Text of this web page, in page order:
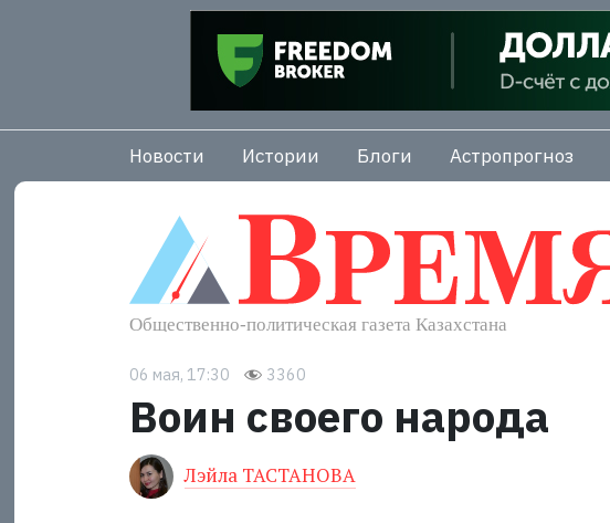
Новости Истории Блоги Астропрогноз
06 мая, 17:30 3360
Воин своего народа
Лэйла ТАСТАНОВА